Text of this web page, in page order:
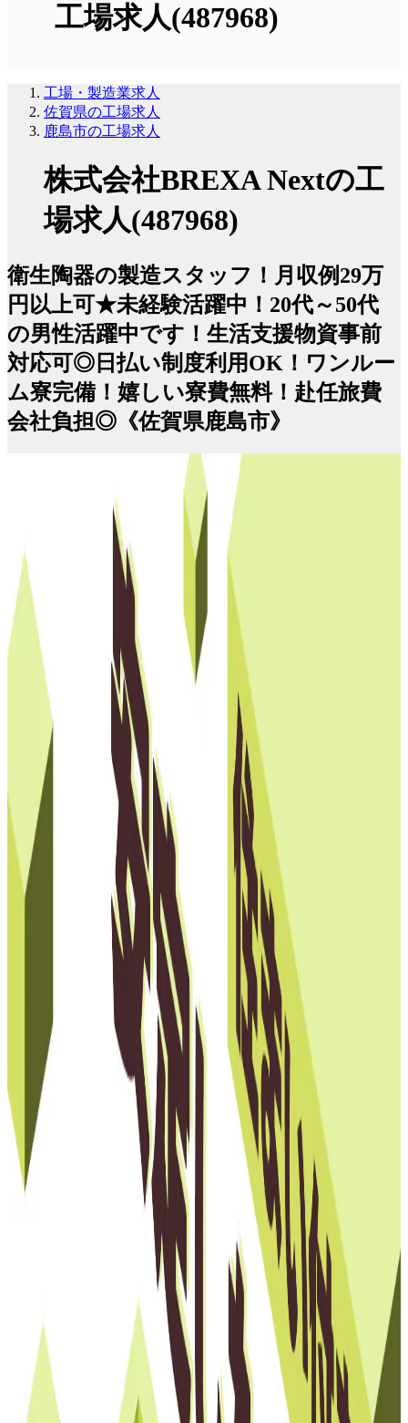
工場求人(487968)
工場・製造業求人
佐賀県の工場求人
鹿島市の工場求人
株式会社BREXA Nextの工
場求人(487968)
衛生陶器の製造スタッフ！月収例29万
円以上可★未経験活躍中！20代～50代
の男性活躍中です！生活支援物資事前
対応可◎日払い制度利用OK！ワンルー
ム寮完備！嬉しい寮費無料！赴任旅費
会社負担◎《佐賀県鹿島市》